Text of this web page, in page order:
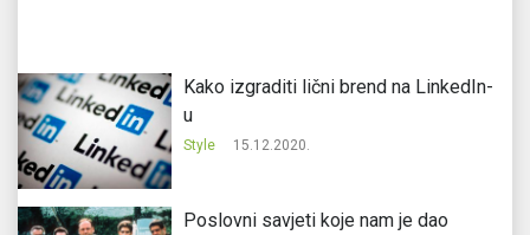
Kako izgraditi lični brend na LinkedIn-
u
Style 15.12.2020.
Poslovni savjeti koje nam je dao